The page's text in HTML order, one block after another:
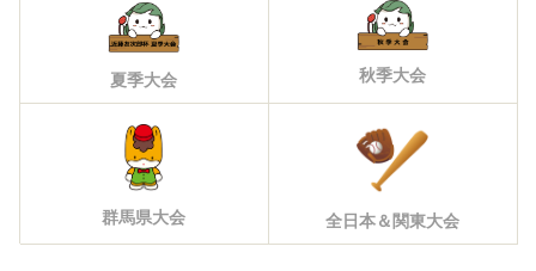
夏季大会 秋季大会
群馬県大会 全日本＆関東大会